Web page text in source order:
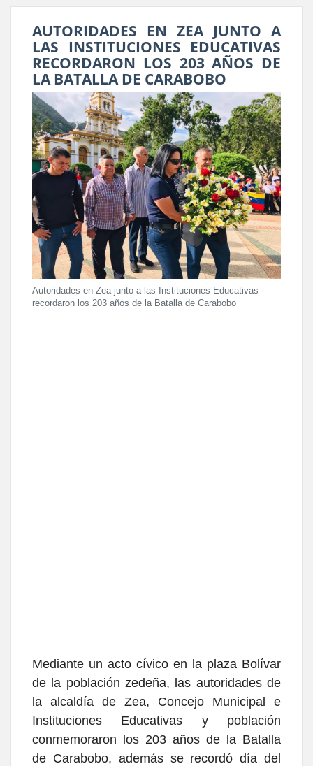
AUTORIDADES EN ZEA JUNTO A
LAS INSTITUCIONES EDUCATIVAS
RECORDARON LOS 203 AÑOS DE
LA BATALLA DE CARABOBO
Autoridades en Zea junto a las Instituciones Educativas
recordaron los 203 años de la Batalla de Carabobo
Mediante un acto cívico en la plaza Bolívar
de la población zedeña, las autoridades de
la alcaldía de Zea, Concejo Municipal e
Instituciones Educativas y población
conmemoraron los 203 años de la Batalla
de Carabobo, además se recordó día del